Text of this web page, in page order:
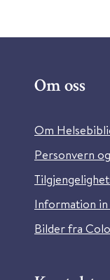
Om oss
Om
Personvern
Information in
Bilder fra